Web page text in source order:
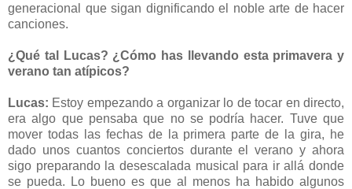
generacional que sigan dignificando el noble arte de hacer
canciones.
¿Qué tal Lucas? ¿Cómo has llevando esta primavera y
verano tan atípicos?
Lucas: Estoy empezando a organizar lo de tocar en directo,
era algo que pensaba que no se podría hacer. Tuve que
mover todas las fechas de la primera parte de la gira, he
dado unos cuantos conciertos durante el verano y ahora
sigo preparando la desescalada musical para ir allá donde
se pueda. Lo bueno es que al menos ha habido algunos